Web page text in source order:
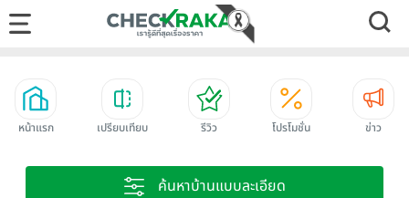
หน้าแรก เปรียบเทียบ รีวิว โปรโมชั่น ข่าว
ค้นหาบ้านแบบละเอียด